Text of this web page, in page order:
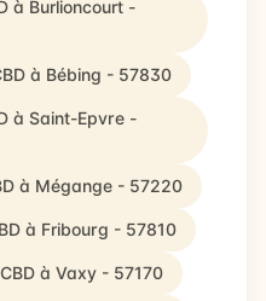
à Burlioncourt -
à Bébing - 57830
à Saint-Epvre -
à Mégange - 57220
à Fribourg - 57810
à Vaxy - 57170